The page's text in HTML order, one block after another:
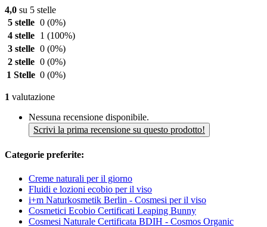
4,0 su 5 stelle
5 stelle 0 (0%)
4 stelle
1 (100%)
3 stelle 0 (0%)
2 stelle 0 (0%)
1 Stelle 0 (0%)
1 valutazione
Nessuna recensione disponibile.
Scrivi la prima recensione su questo prodotto!
Categorie preferite:
Creme naturali per il giorno
Fluidi e lozioni ecobio per il viso
i+m Naturkosmetik Berlin - Cosmesi per il viso
Cosmetici Ecobio Certificati Leaping Bunny
Cosmesi Naturale Certificata BDIH - Cosmos Organic